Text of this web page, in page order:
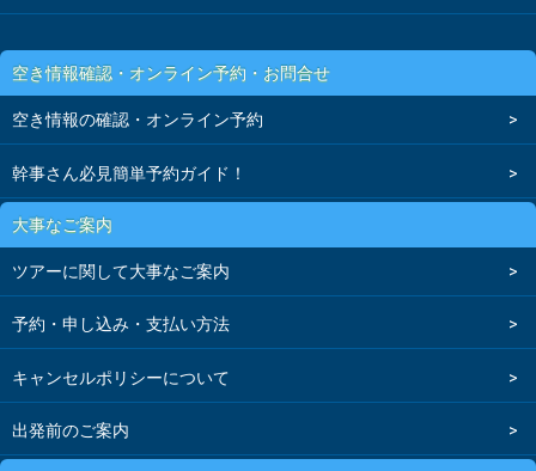
空き情報確認・オンライン予約・お問合せ
空き情報の確認・オンライン予約
幹事さん必見簡単予約ガイド！
大事なご案内
ツアーに関して大事なご案内
予約・申し込み・支払い方法
キャンセルポリシーについて
出発前のご案内